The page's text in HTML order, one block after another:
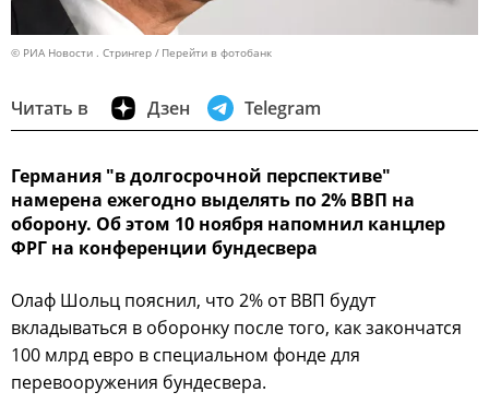
© РИА Новости . Стрингер Перейти в фотобанк
Читать в Дзен Telegram
Германия "в долгосрочной перспективе"
намерена ежегодно выделять по 2% ВВП на
оборону. Об этом 10 ноября напомнил канцлер
ФРГ на конференции бундесвера
Олаф Шольц пояснил, что 2% от ВВП будут
вкладываться в оборонку после того, как закончатся
100 млрд евро в специальном фонде для
перевооружения бундесвера.